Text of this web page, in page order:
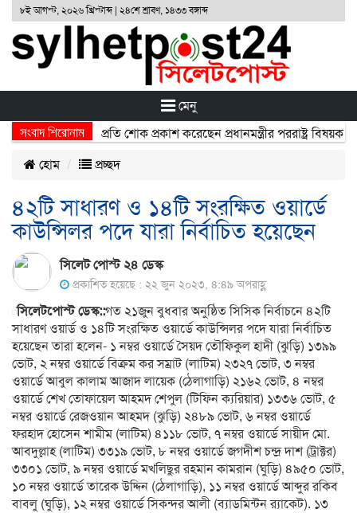
৮ই আগস্ট, ২০২৬ খ্রিস্টাব্দ | ২৪শে শ্রাবণ, ১৪৩৩ বঙ্গাব্দ
মেনু
সংবাদ শিরোনাম
নিহতদের প্রতি শোক প্রকাশ করেছেন প্রধানমন্ত্রীর পররাষ্ট্র বিষয়ক
হোম
প্রচ্ছদ
৪২টি সাধারণ ও ১৪টি সংরক্ষিত ওয়ার্ডে
কাউন্সিলর পদে যারা নির্বাচিত হয়েছেন
সিলেট পোস্ট ২৪ ডেস্ক
প্রকাশিত হয়েছে : ২২ জুন ২০২৩, ৪:৪৯ অপরাহ্ণ
সিলেটপোস্ট ডেস্ক::গত ২১জুন বুধবার অনুষ্ঠিত সিসিক নির্বাচনে ৪২টি
সাধারণ ওয়ার্ড ও ১৪টি সংরক্ষিত ওয়ার্ডে কাউন্সিলর পদে যারা নির্বাচিত
হয়েছেন তারা হলেন- ১ নম্বর ওয়ার্ডে সৈয়দ তৌফিকুল হাদী (ঝুড়ি) ১৩৯৯
ভোট, ২ নম্বর ওয়ার্ডে বিক্রম কর সম্রাট (লাটিম) ২৩২৭ ভোট, ৩ নম্বর
ওয়ার্ডে আবুল কালাম আজাদ লায়েক (ঠেলাগাড়ি) ২১৬২ ভোট, ৪ নম্বর
ওয়ার্ডে শেখ তোফায়েল আহমদ শেপুল (টিফিন ক্যরিয়ার) ১৩৩৬ ভোট, ৫
নম্বর ওয়ার্ডে রেজওয়ান আহমদ (ঝুড়ি) ২৪৮৯ ভোট, ৬ নম্বর ওয়ার্ডে
ফরহাদ হোসেন শামীম (লাটিম) ৪১১৮ ভোট, ৭ নম্বর ওয়ার্ডে সায়ীদ মো.
আবদুল্লাহ (লাটিম) ৩৩১৯ ভোট, ৮ নম্বর ওয়ার্ডে জগদীশ চন্দ্র দাশ (ট্রাক্টর)
৩৩০১ ভোট, ৯ নম্বর ওয়ার্ডে মখলিছুর রহমান কামরান (ঘুড়ি) ৪৯৫০ ভোট,
১০ নম্বর ওয়ার্ডে তারেক উদ্দিন (ঠেলাগাড়ি), ১১ নম্বর ওয়ার্ডে আব্দুর রকিব
বাবলু (ঘুড়ি), ১২ নম্বর ওয়ার্ডে সিকন্দর আলী (ব্যাডমিন্টন র‌্যাকেট). ১৩